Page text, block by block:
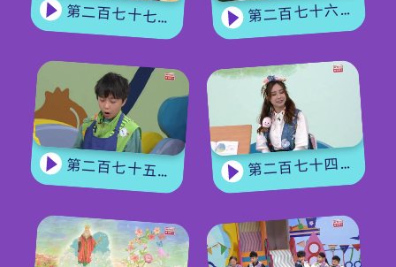
第二百七十七集 - 【玩轉星期五】 蝴蝶變變變 第二百七十六集 - 【嘉賓來了】 蝴蝶專家
第二百七十五集 - 【手作Easy Job】 盆栽磨菇 【Yummy Time】仲夏蝴蝶粉 第二百七十四集 - 《花神的獎勵》下集